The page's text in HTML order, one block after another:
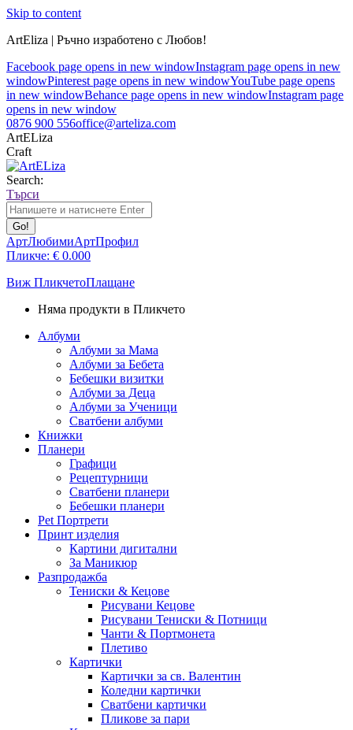
Skip to content
ArtEliza | Ръчно изработено с Любов!
Facebook page opens in new windowInstagram page opens in new
windowPinterest page opens in new windowYouTube page opens
in new windowBehance page opens in new windowInstagram page
opens in new window
0876 900 556office@arteliza.com
ArtELiza
Craft
Search:
Търси
АртЛюбимиАртПрофил
Пликче: € 0.000
Виж ПликчетоПлащане
Няма продукти в Пликчето
Албуми
Албуми за Мама
Албуми за Бебета
Бебешки визитки
Албуми за Деца
Албуми за Ученици
Сватбени албуми
Книжки
Планери
Графици
Рецептурници
Сватбени планери
Бебешки планери
Pet Портрети
Принт изделия
Картини дигитални
За Маникюр
Разпродажба
Тениски & Кецове
Рисувани Кецове
Рисувани Тениски & Потници
Чанти & Портмонета
Плетиво
Картички
Картички за св. Валентин
Коледни картички
Сватбени картички
Пликове за пари